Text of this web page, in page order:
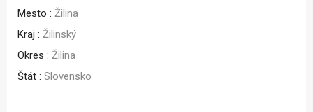
Mesto : Žilina
Kraj : Žilinský
Okres : Žilina
Štát : Slovensko